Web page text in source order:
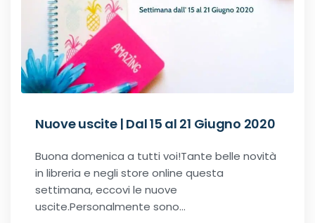
Romance Contemporanei
Romance Distopici
Romance StoricI
Romance vittoriani
Romance Regency
Royal romance
Nuove uscite | Dal 15 al 21 Giugno 2020
Buona domenica a tutti voi!Tante belle novità
in libreria e negli store online questa
settimana, eccovi le nuove
uscite.Personalmente sono…